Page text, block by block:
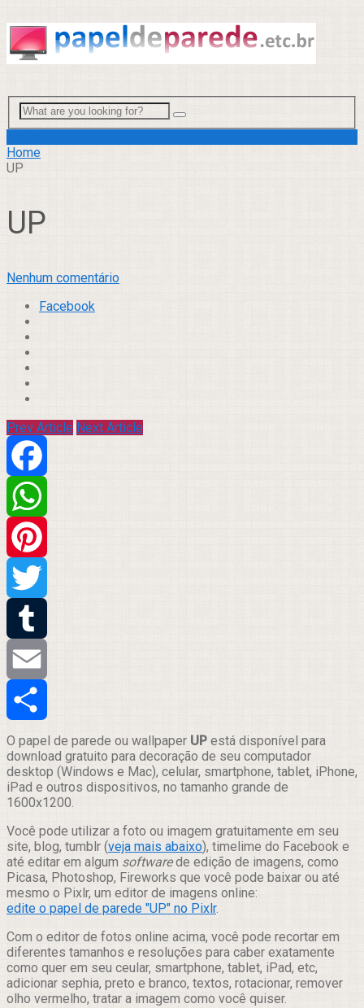
Home
UP
UP
Nenhum comentário
Facebook
Prev Article Next Article
Facebook
WhatsApp
Pinterest
Twitter
Tumblr
Email
Compartilhar
O papel de parede ou wallpaper UP está disponível para
download gratuito para decoração de seu computador
desktop (Windows e Mac), celular, smartphone, tablet, iPhone,
iPad e outros dispositivos, no tamanho grande de
1600x1200.
Você pode utilizar a foto ou imagem gratuitamente em seu
site, blog, tumblr (veja mais abaixo), timelime do Facebook e
até editar em algum softwarede edição de imagens, como
Picasa, Photoshop, Fireworks que você pode baixar ou até
mesmo o Pixlr, um editor de imagens online:
edite o papel de parede "UP" no Pixlr.
Com o editor de fotos online acima, você pode recortar em
diferentes tamanhos e resoluções para caber exatamente
como quer em seu ceular, smartphone, tablet, iPad, etc,
adicionar sephia, preto e branco, textos, rotacionar, remover
olho vermelho, tratar a imagem como você quiser.